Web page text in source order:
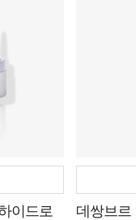
이드로
데쌍브르